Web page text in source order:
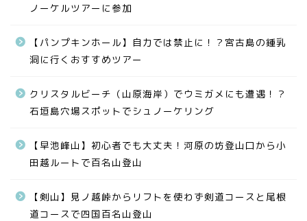
ノーケルツアーに参加
【パンプキンホール】自力では禁止に！？宮古島の鍾乳
洞に行くおすすめツアー
クリスタルビーチ（山原海岸）でウミガメにも遭遇！？
石垣島穴場スポットでシュノーケリング
【早池峰山】初心者でも大丈夫！河原の坊登山口から小
田越ルートで百名山登山
【剣山】見ノ越峠からリフトを使わず剣道コースと尾根
道コースで四国百名山登山